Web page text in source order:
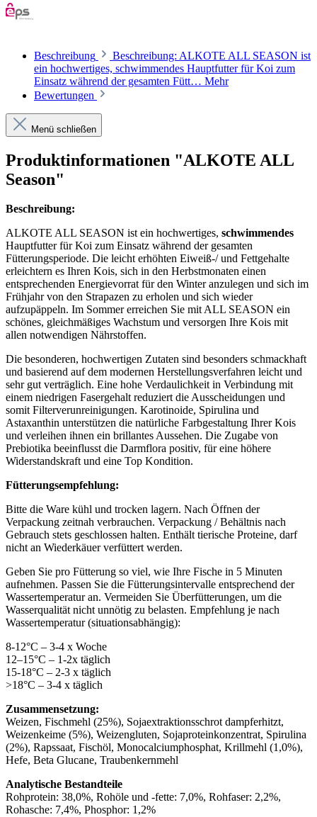
Beschreibung
Beschreibung: ALKOTE ALL SEASON ist
ein hochwertiges, schwimmendes Hauptfutter für Koi zum
Einsatz während der gesamten Fütt… Mehr
Bewertungen
Menü schließen
Produktinformationen "ALKOTE ALL
Season"
Beschreibung:
ALKOTE ALL SEASON ist ein hochwertiges, schwimmendes
Hauptfutter für Koi zum Einsatz während der gesamten
Fütterungsperiode. Die leicht erhöhten Eiweiß-/ und Fettgehalte
erleichtern es Ihren Kois, sich in den Herbstmonaten einen
entsprechenden Energievorrat für den Winter anzulegen und sich im
Frühjahr von den Strapazen zu erholen und sich wieder
aufzupäppeln. Im Sommer erreichen Sie mit ALL SEASON ein
schönes, gleichmäßiges Wachstum und versorgen Ihre Kois mit
allen notwendigen Nährstoffen.
Die besonderen, hochwertigen Zutaten sind besonders schmackhaft
und basierend auf dem modernen Herstellungsverfahren leicht und
sehr gut verträglich. Eine hohe Verdaulichkeit in Verbindung mit
einem niedrigen Fasergehalt reduziert die Ausscheidungen und
somit Filterverunreinigungen. Karotinoide, Spirulina und
Astaxanthin unterstützen die natürliche Farbgestaltung Ihrer Kois
und verleihen ihnen ein brillantes Aussehen. Die Zugabe von
Prebiotika beeinflusst die Darmflora positiv, für eine höhere
Widerstandskraft und eine Top Kondition.
Fütterungsempfehlung:
Bitte die Ware kühl und trocken lagern. Nach Öffnen der
Verpackung zeitnah verbrauchen. Verpackung / Behältnis nach
Gebrauch stets geschlossen halten. Enthält tierische Proteine, darf
nicht an Wiederkäuer verfüttert werden.
Geben Sie pro Fütterung so viel, wie Ihre Fische in 5 Minuten
aufnehmen. Passen Sie die Fütterungsintervalle entsprechend der
Wassertemperatur an. Vermeiden Sie Überfütterungen, um die
Wasserqualität nicht unnötig zu belasten. Empfehlung je nach
Wassertemperatur (situationsabhängig):
8-12°C – 3-4 x Woche
12–15°C – 1-2x täglich
15-18°C – 2-3 x täglich
>18°C – 3-4 x täglich
Zusammensetzung:
Weizen, Fischmehl (25%), Sojaextraktionsschrot dampferhitzt,
Weizenkeime (5%), Weizengluten, Sojaproteinkonzentrat, Spirulina
(2%), Rapssaat, Fischöl, Monocalciumphosphat, Krillmehl (1,0%),
Hefe, Beta Glucane, Traubenkernmehl
Analytische Bestandteile
Rohprotein: 38,0%, Rohöle und -fette: 7,0%, Rohfaser: 2,2%,
Rohasche: 7,4%, Phosphor: 1,2%